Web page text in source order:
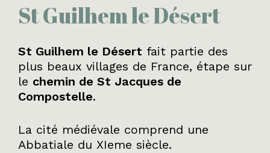
St Guilhem le Désert
St Guilhem le Désert fait partie des
plus beaux villages de France, étape sur
le chemin de St Jacques de
Compostelle.
La cité médiévale comprend une
Abbatiale du XIeme siècle.